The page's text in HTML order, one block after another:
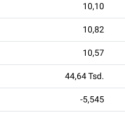
10,10
10,82
10,57
44,64 Tsd.
-5,545